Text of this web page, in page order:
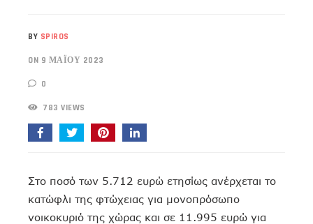
BY SPIROS
ON 9 ΜΑΪ́ΟΥ 2023
0
783 VIEWS
Στο ποσό των 5.712 ευρώ ετησίως ανέρχεται το
κατώφλι της φτώχειας για μονοπρόσωπο
νοικοκυριό της χώρας και σε 11.995 ευρώ για